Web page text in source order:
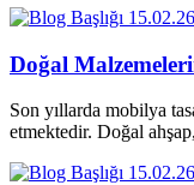
15.02.26
Doğal
Son yıllarda mobilya
etmektedir. Doğal
15.02.26